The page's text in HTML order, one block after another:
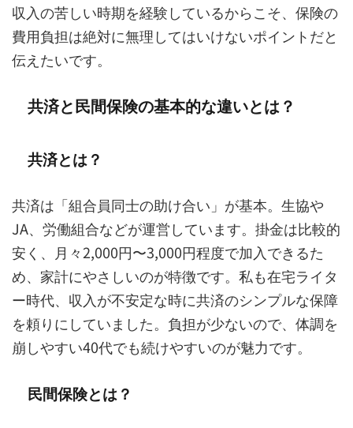
収入の苦しい時期を経験しているからこそ、保険の
費用負担は絶対に無理してはいけないポイントだと
伝えたいです。
共済と民間保険の基本的な違いとは？
共済とは？
共済は「組合員同士の助け合い」が基本。生協や
JA、労働組合などが運営しています。掛金は比較的
安く、月々2,000円〜3,000円程度で加入できるた
め、家計にやさしいのが特徴です。私も在宅ライタ
ー時代、収入が不安定な時に共済のシンプルな保障
を頼りにしていました。負担が少ないので、体調を
崩しやすい40代でも続けやすいのが魅力です。
民間保険とは？